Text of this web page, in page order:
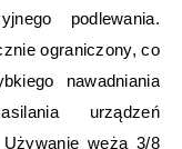
podlewania.
ograniczony, co
nawadniania
urządzeń
węża 3/8